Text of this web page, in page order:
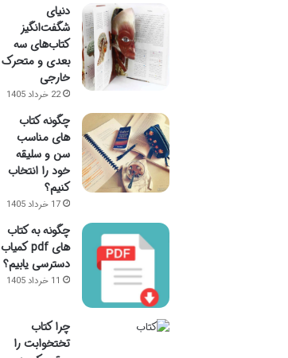
دنیای
شگفت‌انگیز
کتاب‌های سه
بعدی و متحرک
خارجی
22 خرداد 1405
چگونه کتاب
های مناسب
سن و سلیقه
خود را انتخاب
کنیم؟
17 خرداد 1405
چگونه به کتاب
های pdf کمیاب
دسترسی یابیم؟
11 خرداد 1405
چرا کتاب
تختخوابت را